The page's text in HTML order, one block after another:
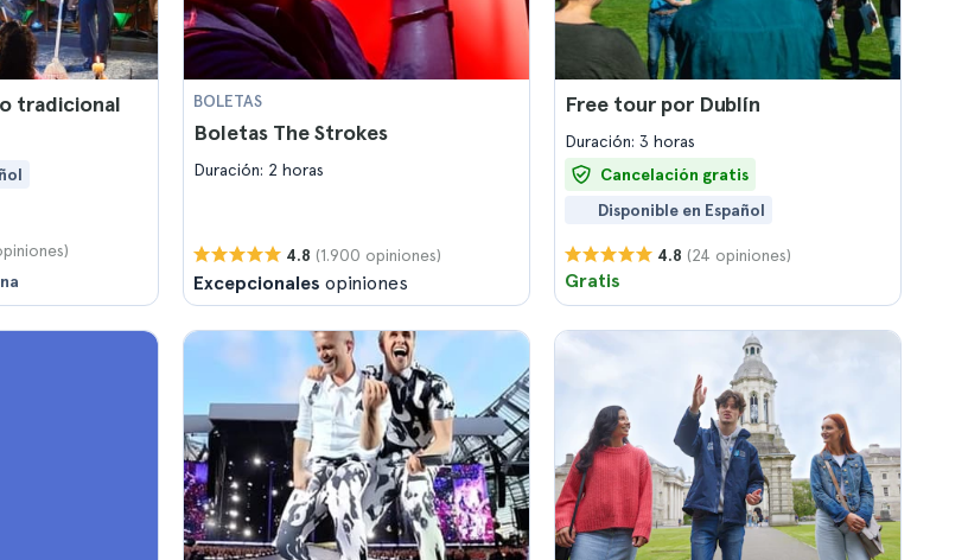
tradicional
BOLETAS
Boletas The Strokes
Duración: 2 horas
4.8 (1.900 opiniones)
Excepcionales opiniones
Free tour por Dublín
Duración: 3 horas
Cancelación gratis
Disponible en Español
4.8 (24 opiniones)
Gratis